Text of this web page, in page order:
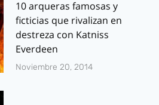
10 arqueras famosas y
ficticias que rivalizan en
destreza con Katniss
Everdeen
Noviembre 20, 2014